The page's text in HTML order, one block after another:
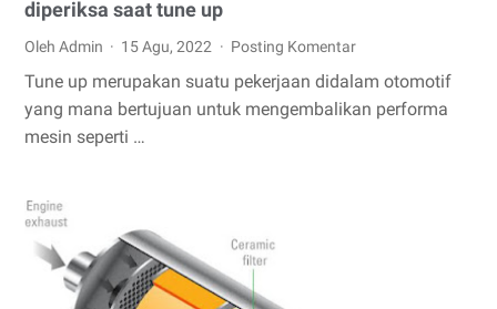
diperiksa saat tune up
Oleh Admin 15 Agu, 2022 Posting Komentar
Tune up merupakan suatu pekerjaan didalam otomotif
yang mana bertujuan untuk mengembalikan performa
mesin seperti …